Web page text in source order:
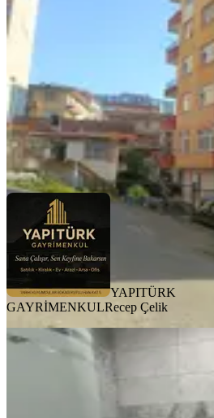
Merkez, Tophane
130 m²·4. Kat
YAPITÜRK GAYRİMENKUL Recep
Ara
YAPITÜRK
GAYRİMENKULRecep Çelik
SİTE İÇİ
Deniz Manzaralı
3+1 Daire!!
Merkez, Boğaz